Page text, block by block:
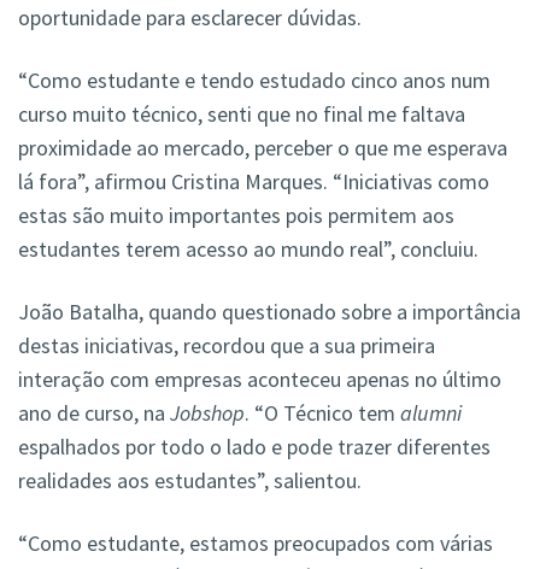
oportunidade para esclarecer dúvidas.
“Como estudante e tendo estudado cinco anos num
curso muito técnico, senti que no final me faltava
proximidade ao mercado, perceber o que me esperava
lá fora”, afirmou Cristina Marques. “Iniciativas como
estas são muito importantes pois permitem aos
estudantes terem acesso ao mundo real”, concluiu.
João Batalha, quando questionado sobre a importância
destas iniciativas, recordou que a sua primeira
interação com empresas aconteceu apenas no último
ano de curso, na Jobshop. “O Técnico tem alumni
espalhados por todo o lado e pode trazer diferentes
realidades aos estudantes”, salientou.
“Como estudante, estamos preocupados com várias